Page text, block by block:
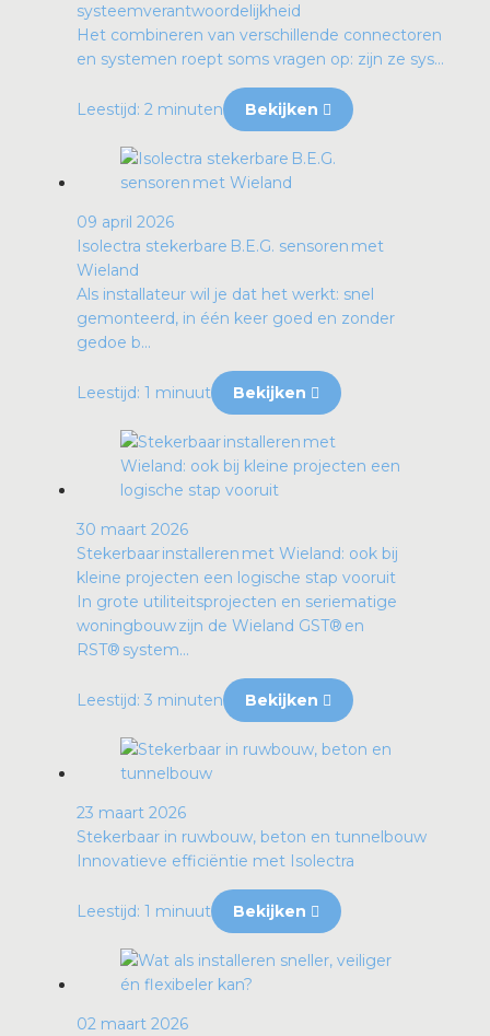
systeemverantwoordelijkheid
Het combineren van verschillende connectoren
en systemen roept soms vragen op: zijn ze sys...
Leestijd: 2 minuten Bekijken
09 april 2026
Isolectra stekerbare B.E.G. sensoren met
Wieland
Als installateur wil je dat het werkt: snel
gemonteerd, in één keer goed en zonder
gedoe b...
Leestijd: 1 minuut Bekijken
30 maart 2026
Stekerbaar installeren met Wieland: ook bij
kleine projecten een logische stap vooruit
In grote utiliteitsprojecten en seriematige
woningbouw zijn de Wieland GST® en
RST® system...
Leestijd: 3 minuten Bekijken
23 maart 2026
Stekerbaar in ruwbouw, beton en tunnelbouw
Innovatieve efficiëntie met Isolectra
Leestijd: 1 minuut Bekijken
02 maart 2026